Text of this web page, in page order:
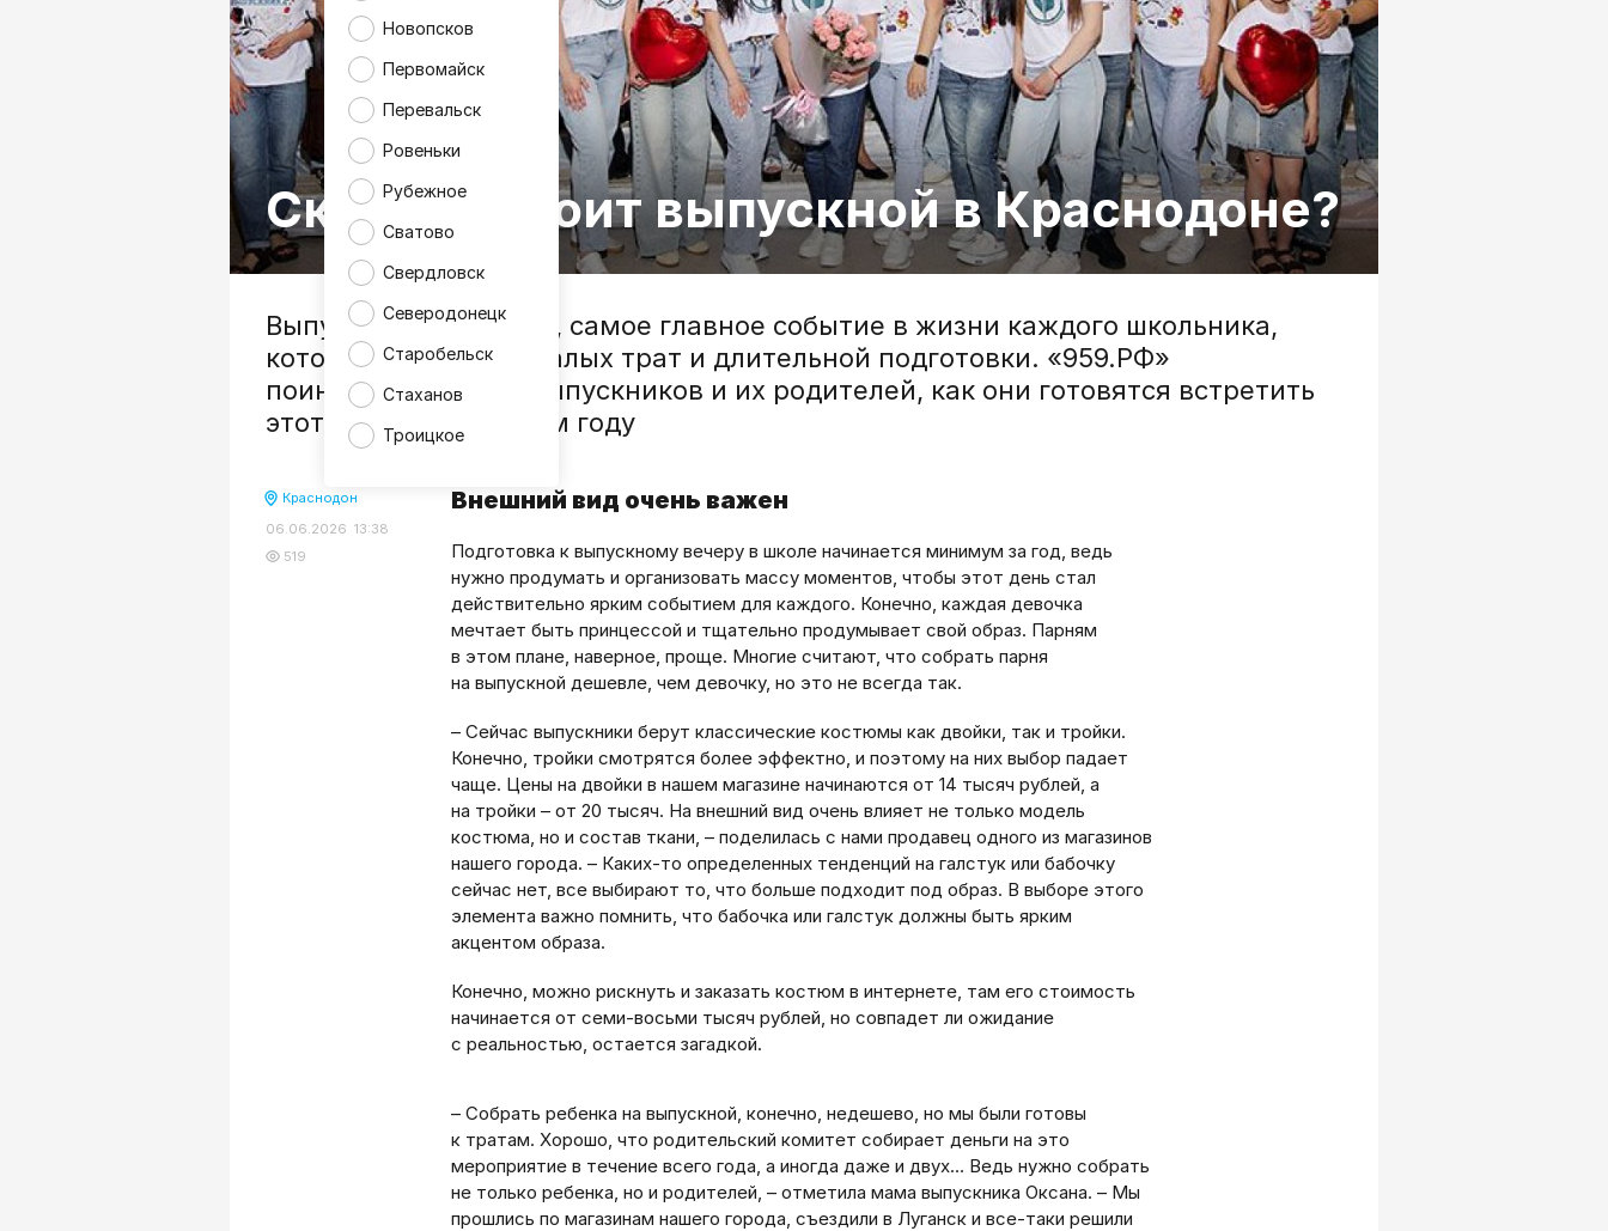
Новопсков
Первомайск
Перевальск
Ровеньки
Рубежное
Сватово
Свердловск
Северодонецк
Старобельск
Стаханов
Троицкое
Сколько стоит выпускной в Краснодоне?
Выпускной – пожалуй, самое главное событие в жизни каждого школьника,
которое требует немалых трат и длительной подготовки. «959.РФ»
поинтересовался у выпускников и их родителей, как они готовятся встретить
этот день в нынешнем году
Краснодон
06.06.2026 13:38
519
Внешний вид очень важен
Подготовка к выпускному вечеру в школе начинается минимум за год, ведь
нужно продумать и организовать массу моментов, чтобы этот день стал
действительно ярким событием для каждого. Конечно, каждая девочка
мечтает быть принцессой и тщательно продумывает свой образ. Парням
в этом плане, наверное, проще. Многие считают, что собрать парня
на выпускной дешевле, чем девочку, но это не всегда так.
– Сейчас выпускники берут классические костюмы как двойки, так и тройки.
Конечно, тройки смотрятся более эффектно, и поэтому на них выбор падает
чаще. Цены на двойки в нашем магазине начинаются от 14 тысяч рублей, а
на тройки – от 20 тысяч. На внешний вид очень влияет не только модель
костюма, но и состав ткани, – поделилась с нами продавец одного из магазинов
нашего города. – Каких-то определенных тенденций на галстук или бабочку
сейчас нет, все выбирают то, что больше подходит под образ. В выборе этого
элемента важно помнить, что бабочка или галстук должны быть ярким
акцентом образа.
Конечно, можно рискнуть и заказать костюм в интернете, там его стоимость
начинается от семи-восьми тысяч рублей, но совпадет ли ожидание
с реальностью, остается загадкой.
– Собрать ребенка на выпускной, конечно, недешево, но мы были готовы
к тратам. Хорошо, что родительский комитет собирает деньги на это
мероприятие в течение всего года, а иногда даже и двух… Ведь нужно собрать
не только ребенка, но и родителей, – отметила мама выпускника Оксана. – Мы
прошлись по магазинам нашего города, съездили в Луганск и все-таки решили